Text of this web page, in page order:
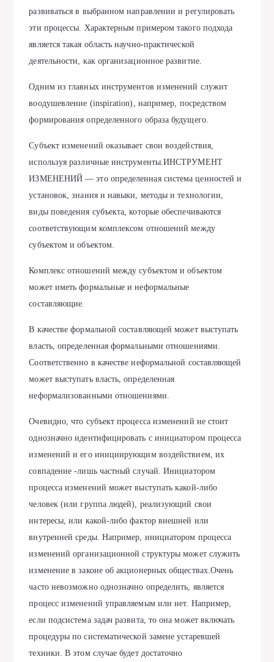
развиваться в выбранном направлении и регулировать
эти процессы. Характерным примером такого подхода
является такая область научно-практической
деятельности, как организационное развитие.
Одним из главных инструментов изменений служит
воодушевление (inspiration), например, посредством
формирования определенного образа будущего.
Субъект изменений оказывает свои воздействия,
используя различные инструменты.ИНСТРУМЕНТ
ИЗМЕНЕНИЙ — это определенная система ценностей и
установок, знания и навыки, методы и технологии,
виды поведения субъекта, которые обеспечиваются
соответствующим комплексом отношений между
субъектом и объектом.
Комплекс отношений между субъектом и объектом
может иметь формальные и неформальные
составляющие.
В качестве формальной составляющей может выступать
власть, определенная формальными отношениями.
Соответственно в качестве неформальной составляющей
может выступать власть, определенная
неформализованными отношениями.
Очевидно, что субъект процесса изменений не стоит
однозначно идентифицировать с инициатором процесса
изменений и его инициирующим воздействием, их
совпадение -лишь частный случай. Инициатором
процесса изменений может выступать какой-либо
человек (или группа людей), реализующий свои
интересы, или какой-либо фактор внешней или
внутренней среды. Например, инициатором процесса
изменений организационной структуры может служить
изменение в законе об акционерных обществах.Очень
часто невозможно однозначно определить, является
процесс изменений управляемым или нет. Например,
если подсистема задач развита, то она может включать
процедуры по систематической замене устаревшей
техники. В этом случае будет достаточно